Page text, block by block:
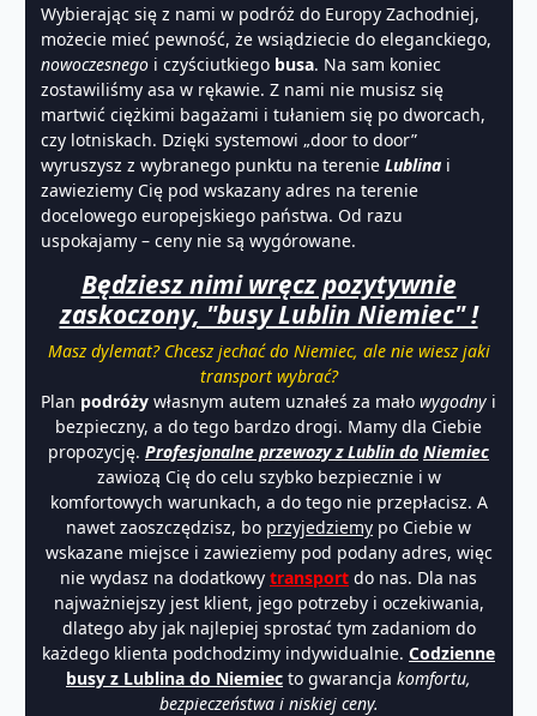
Wybierając się z nami w podróż do Europy Zachodniej,
możecie mieć pewność, że wsiądziecie do eleganckiego,
nowoczesnego i czyściutkiego busa. Na sam koniec
zostawiliśmy asa w rękawie. Z nami nie musisz się
martwić ciężkimi bagażami i tułaniem się po dworcach,
czy lotniskach. Dzięki systemowi „door to door”
wyruszysz z wybranego punktu na terenie Lublina i
zawieziemy Cię pod wskazany adres na terenie
docelowego europejskiego państwa. Od razu
uspokajamy – ceny nie są wygórowane.
Będziesz nimi wręcz pozytywnie
zaskoczony, "busy Lublin Niemiec" !
Masz dylemat? Chcesz jechać do Niemiec, ale nie wiesz jaki
transport wybrać?
Plan podróży własnym autem uznałeś za mało wygodny i
bezpieczny, a do tego bardzo drogi. Mamy dla Ciebie
propozycję. Profesjonalne przewozy z Lublin do Niemiec
zawiozą Cię do celu szybko bezpiecznie i w
komfortowych warunkach, a do tego nie przepłacisz. A
nawet zaoszczędzisz, bo przyjedziemy po Ciebie w
wskazane miejsce i zawieziemy pod podany adres, więc
nie wydasz na dodatkowy transport do nas. Dla nas
najważniejszy jest klient, jego potrzeby i oczekiwania,
dlatego aby jak najlepiej sprostać tym zadaniom do
każdego klienta podchodzimy indywidualnie. Codzienne
busy z Lublina do Niemiec to gwarancja komfortu,
bezpieczeństwa i niskiej ceny.